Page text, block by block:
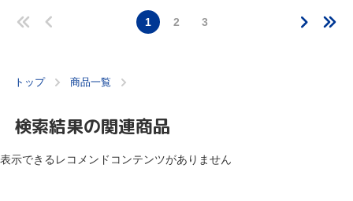
1 2 3
トップ 商品一覧
検索結果の関連商品
表示できるレコメンドコンテンツがありません